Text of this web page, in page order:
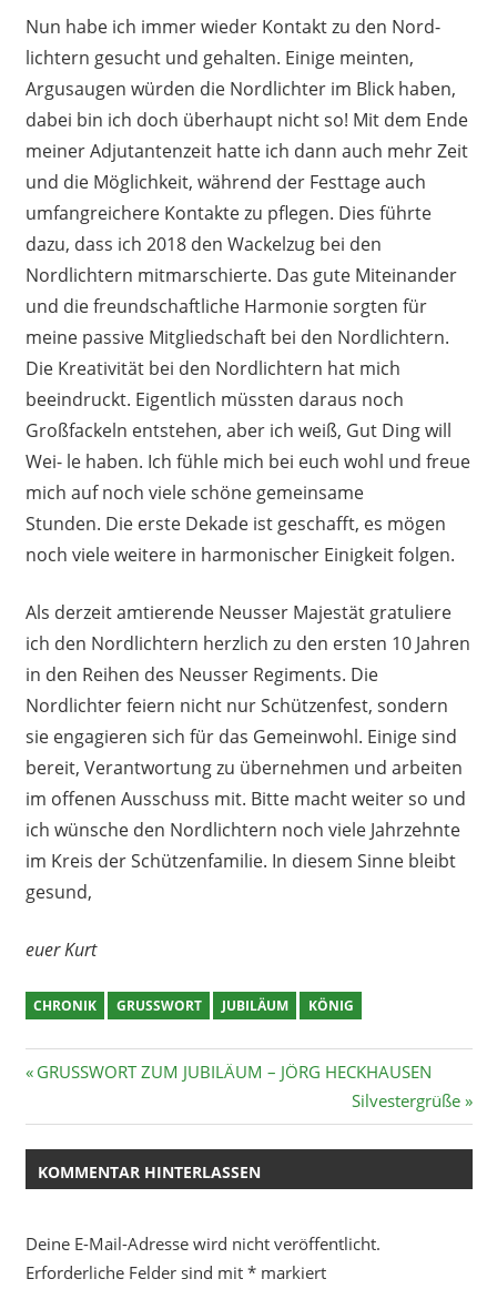
Nun habe ich immer wieder Kontakt zu den Nord-
lichtern gesucht und gehalten. Einige meinten,
Argusaugen würden die Nordlichter im Blick haben,
dabei bin ich doch überhaupt nicht so! Mit dem Ende
meiner Adjutantenzeit hatte ich dann auch mehr Zeit
und die Möglichkeit, während der Festtage auch
umfangreichere Kontakte zu pflegen. Dies führte
dazu, dass ich 2018 den Wackelzug bei den
Nordlichtern mitmarschierte. Das gute Miteinander
und die freundschaftliche Harmonie sorgten für
meine passive Mitgliedschaft bei den Nordlichtern.
Die Kreativität bei den Nordlichtern hat mich
beeindruckt. Eigentlich müssten daraus noch
Großfackeln entstehen, aber ich weiß, Gut Ding will
Wei- le haben. Ich fühle mich bei euch wohl und freue
mich auf noch viele schöne gemeinsame
Stunden. Die erste Dekade ist geschafft, es mögen
noch viele weitere in harmonischer Einigkeit folgen.
Als derzeit amtierende Neusser Majestät gratuliere
ich den Nordlichtern herzlich zu den ersten 10 Jahren
in den Reihen des Neusser Regiments. Die
Nordlichter feiern nicht nur Schützenfest, sondern
sie engagieren sich für das Gemeinwohl. Einige sind
bereit, Verantwortung zu übernehmen und arbeiten
im offenen Ausschuss mit. Bitte macht weiter so und
ich wünsche den Nordlichtern noch viele Jahrzehnte
im Kreis der Schützenfamilie. In diesem Sinne bleibt
gesund,
euer Kurt
CHRONIK GRUSSWORT JUBILÄUM KÖNIG
Beitragsnavigation
Vorheriger
GRUSSWORT ZUM JUBILÄUM – JÖRG HECKHAUSEN
Nächster
Beitrag:
Silvestergrüße
KOMMENTAR HINTERLASSEN
Deine E-Mail-Adresse wird nicht veröffentlicht.
Erforderliche Felder sind mit *markiert